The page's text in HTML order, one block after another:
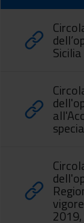
Sicilia